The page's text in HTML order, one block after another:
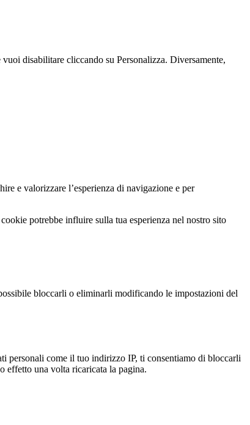
disabilitare cliccando su Personalizza. Diversamente,
e valorizzare l’esperienza di navigazione e per
potrebbe influire sulla tua esperienza nel nostro sito
bloccarli o eliminarli modificando le impostazioni del
personali come il tuo indirizzo IP, ti consentiamo di bloccarli
effetto una volta ricaricata la pagina.